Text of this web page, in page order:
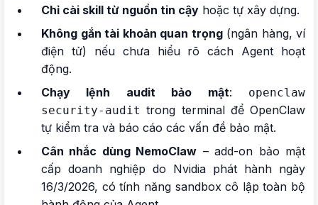
Chỉ cài skill từ nguồn tin cậy hoặc tự xây dựng.
Không gắn tài khoản quan trọng(ngân hàng, ví
điện tử) nếu chưa hiểu rõ cách Agent hoạt
động.
Chạy lệnh audit bảo mật: openclaw
security-audit trong terminal để OpenClaw
tự kiểm tra và báo cáo các vấn đề bảo mật.
Cân nhắc dùng NemoClaw – add-on bảo mật
cấp doanh nghiệp do Nvidia phát hành ngày
16/3/2026, có tính năng sandbox cô lập toàn bộ